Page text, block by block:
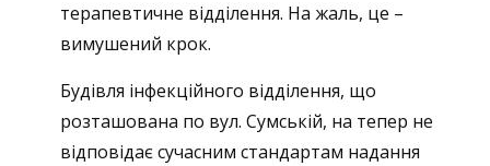
терапевтичне відділення. На жаль, це –
вимушений крок.
Будівля інфекційного відділення, що
розташована по вул. Сумській, на тепер не
відповідає сучасним стандартам надання